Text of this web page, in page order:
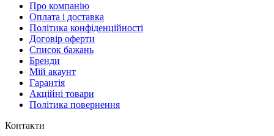
Про компанію
Оплата і доставка
Політика конфіденційності
Договір оферти
Список бажань
Бренди
Мій акаунт
Гарантія
Акційні товари
Політика повернення
Контакти